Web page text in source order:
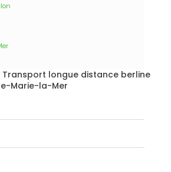
longue distance berline
Marie-la-Mer